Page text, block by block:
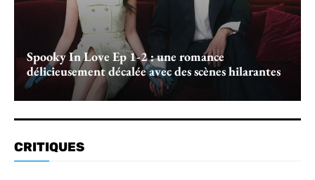
Spooky In Love Ep 1-2 : une romance
délicieusement décalée avec des scènes hilarantes
CRITIQUES